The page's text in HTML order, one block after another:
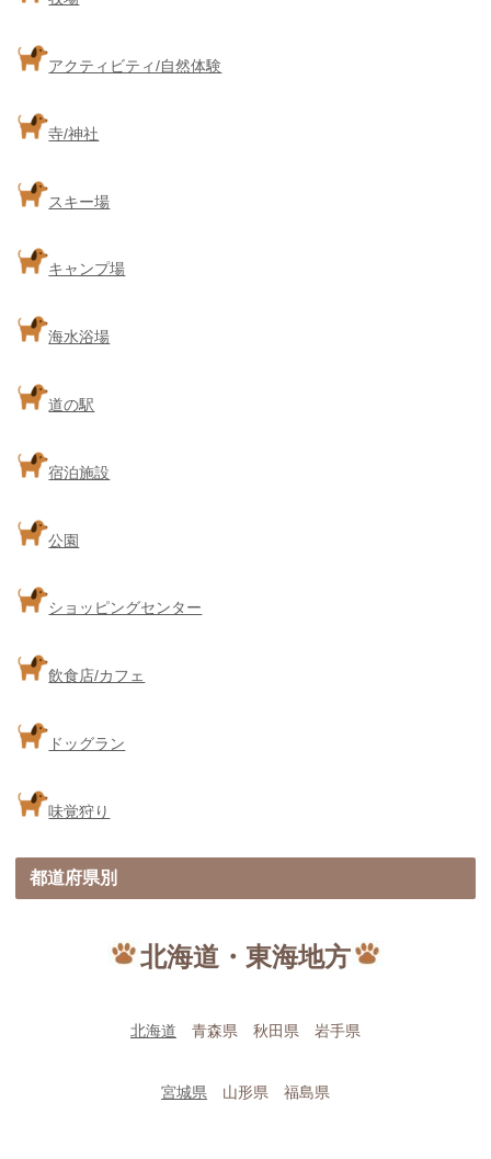
アクティビティ/自然体験
寺/神社
スキー場
キャンプ場
海水浴場
道の駅
宿泊施設
公園
ショッピングセンター
飲食店/カフェ
ドッグラン
味覚狩り
都道府県別
北海道・東海地方
北海道 青森県 秋田県 岩手県
宮城県 山形県 福島県